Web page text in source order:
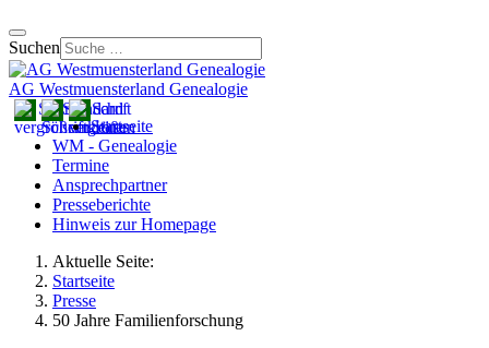
Suchen
AG Westmuensterland Genealogie
Startseite
WM - Genealogie
Termine
Ansprechpartner
Presseberichte
Hinweis zur Homepage
Aktuelle Seite:
Startseite
Presse
50 Jahre Familienforschung